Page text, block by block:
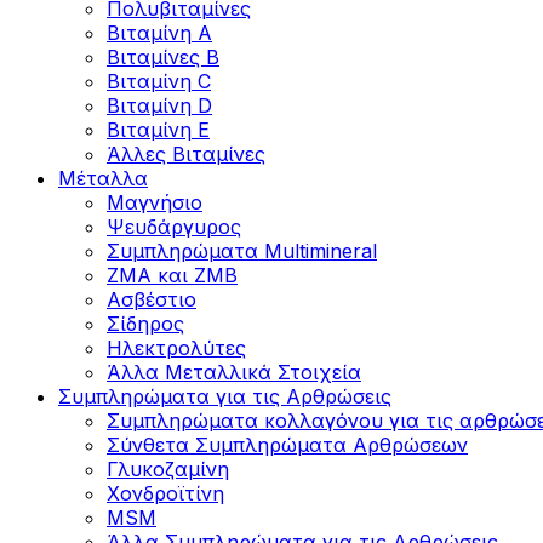
Πολυβιταμίνες
Βιταμίνη Α
Βιταμίνες Β
Βιταμίνη C
Βιταμίνη D
Βιταμίνη Ε
Άλλες Βιταμίνες
Μέταλλα
Μαγνήσιο
Ψευδάργυρος
Συμπληρώματα Multimineral
ZMA και ZMB
Ασβέστιο
Σίδηρος
Ηλεκτρολύτες
Άλλα Mεταλλικά Στοιχεία
Συμπληρώματα για τις Αρθρώσεις
Συμπληρώματα κολλαγόνου για τις
Σύνθετα Συμπληρώματα Αρθρώσεων
Γλυκοζαμίνη
Χονδροϊτίνη
MSM